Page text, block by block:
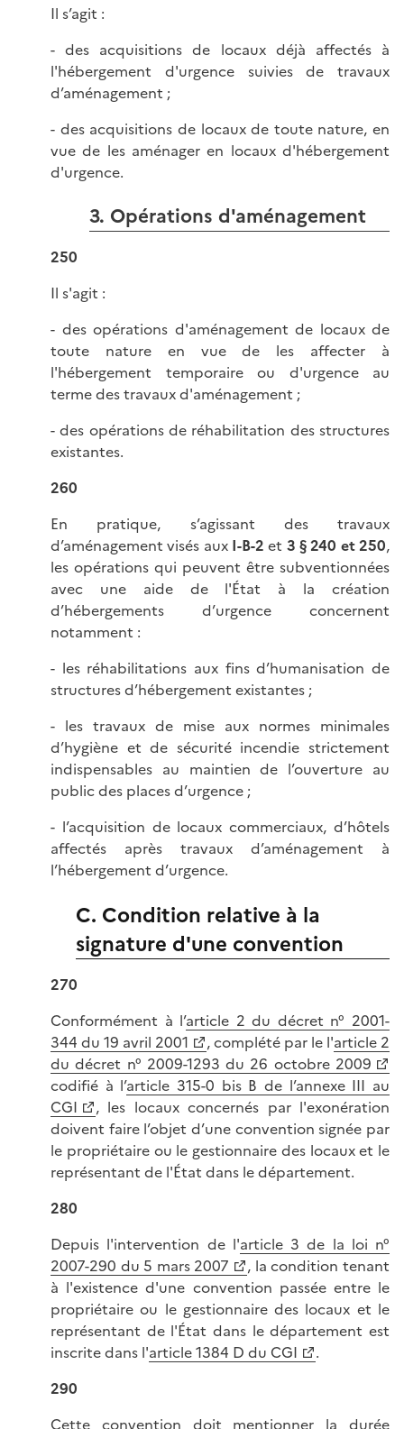
Il s’agit :
- des acquisitions de locaux déjà affectés à
l'hébergement d'urgence suivies de travaux
d’aménagement ;
- des acquisitions de locaux de toute nature, en
vue de les aménager en locaux d'hébergement
d'urgence.
3. Opérations d'aménagement
250
Il s'agit :
- des opérations d'aménagement de locaux de
toute nature en vue de les affecter à
l'hébergement temporaire ou d'urgence au
terme des travaux d'aménagement ;
- des opérations de réhabilitation des structures
existantes.
260
En pratique, s’agissant des travaux
d’aménagement visés aux I-B-2 et 3 § 240 et 250,
les opérations qui peuvent être subventionnées
avec une aide de l'État à la création
d’hébergements d’urgence concernent
notamment :
- les réhabilitations aux fins d’humanisation de
structures d’hébergement existantes ;
- les travaux de mise aux normes minimales
d’hygiène et de sécurité incendie strictement
indispensables au maintien de l’ouverture au
public des places d’urgence ;
- l’acquisition de locaux commerciaux, d’hôtels
affectés après travaux d’aménagement à
l’hébergement d’urgence.
C. Condition relative à la
signature d'une convention
270
Conformément à l’article 2 du décret n° 2001-
344 du 19 avril 2001
, complété par le l'article 2
du décret n° 2009-1293 du 26 octobre 2009
codifié à l’article 315-0 bis B de l’annexe III au
CGI
, les locaux concernés par l'exonération
doivent faire l’objet d’une convention signée par
le propriétaire ou le gestionnaire des locaux et le
représentant de l'État dans le département.
280
Depuis l'intervention de l'article 3 de la loi n°
2007-290 du 5 mars 2007
, la condition tenant
à l'existence d'une convention passée entre le
propriétaire ou le gestionnaire des locaux et le
représentant de l'État dans le département est
inscrite dans l'article 1384 D du CGI
.
290
Cette convention doit mentionner la durée